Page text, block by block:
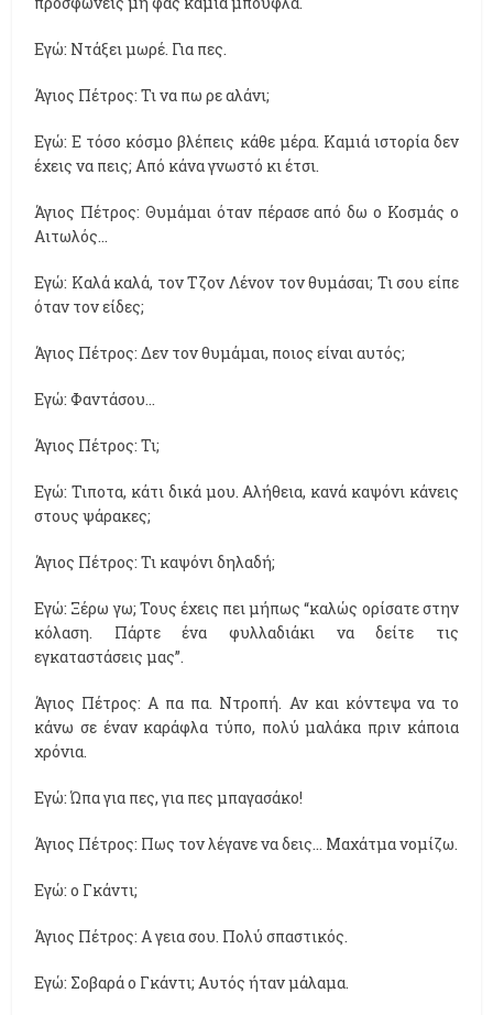
Εγώ: Ντάξει μωρέ. Για πες.
Άγιος Πέτρος: Τι να πω ρε αλάνι;
Εγώ: Ε τόσο κόσμο βλέπεις κάθε μέρα. Καμιά ιστορία δεν
έχεις να πεις; Από κάνα γνωστό κι έτσι.
Άγιος Πέτρος: Θυμάμαι όταν πέρασε από δω ο Κοσμάς ο
Αιτωλός...
Εγώ: Καλά καλά, τον Τζον Λένον τον θυμάσαι; Τι σου είπε
όταν τον είδες;
Άγιος Πέτρος: Δεν τον θυμάμαι, ποιος είναι αυτός;
Εγώ: Φαντάσου...
Άγιος Πέτρος: Τι;
Εγώ: Τιποτα, κάτι δικά μου. Αλήθεια, κανά καψόνι κάνεις
στους ψάρακες;
Άγιος Πέτρος: Τι καψόνι δηλαδή;
Εγώ: Ξέρω γω; Τους έχεις πει μήπως “καλώς ορίσατε στην
κόλαση. Πάρτε ένα φυλλαδιάκι να δείτε τις
εγκαταστάσεις μας”.
Άγιος Πέτρος: Α πα πα. Ντροπή. Αν και κόντεψα να το
κάνω σε έναν καράφλα τύπο, πολύ μαλάκα πριν κάποια
χρόνια.
Εγώ: Ώπα για πες, για πες μπαγασάκο!
Άγιος Πέτρος: Πως τον λέγανε να δεις... Μαχάτμα νομίζω.
Εγώ: ο Γκάντι;
Άγιος Πέτρος: Α γεια σου. Πολύ σπαστικός.
Εγώ: Σοβαρά ο Γκάντι; Αυτός ήταν μάλαμα.